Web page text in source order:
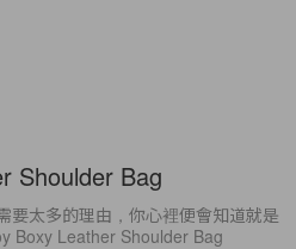
Shoulder Bag
要太多的理由，你心裡便會知道就是
Boxy Leather Shoulder Bag